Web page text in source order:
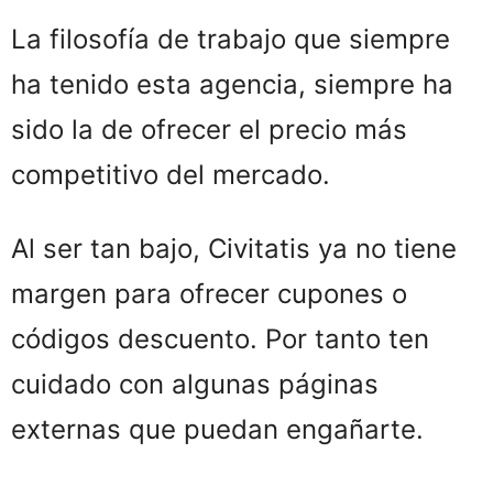
La filosofía de trabajo que siempre
ha tenido esta agencia, siempre ha
sido la de ofrecer el precio más
competitivo del mercado.
Al ser tan bajo, Civitatis ya no tiene
margen para ofrecer cupones o
códigos descuento. Por tanto ten
cuidado con algunas páginas
externas que puedan engañarte.